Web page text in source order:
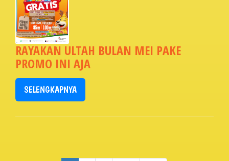
RAYAKAN ULTAH BULAN MEI PAKE
PROMO INI AJA
SELENGKAPNYA